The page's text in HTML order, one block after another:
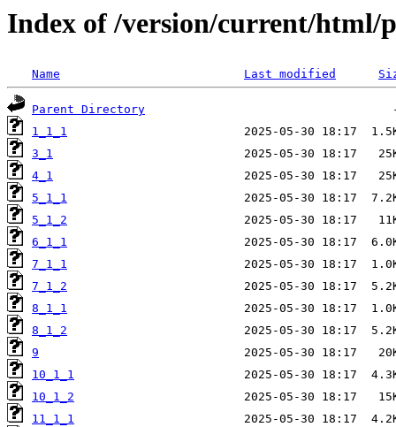
Index of /version/current/html/
Name Last modified
Parent Directory
1_1_1
3_1
4_1
5_1_1
5_1_2
6_1_1
7_1_1
7_1_2
8_1_1
8_1_2
9
10_1_1
10_1_2
11_1_1